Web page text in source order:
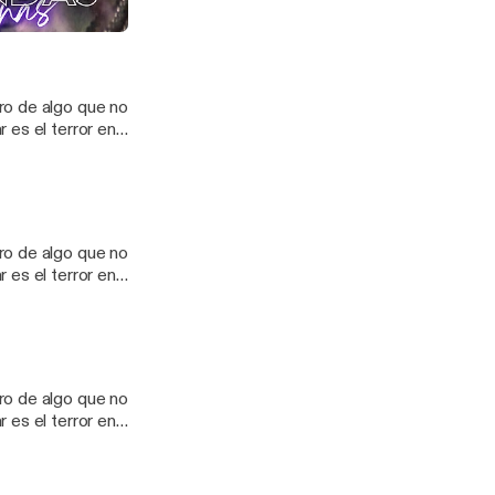
crudos y
de algo que no
es el terror en
crudos y
de algo que no
es el terror en
crudos y
de algo que no
es el terror en
crudos y